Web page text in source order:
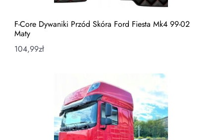
F-Core Dywaniki Przód Skóra Ford Fiesta Mk4 99-02
Maty
104,99zł